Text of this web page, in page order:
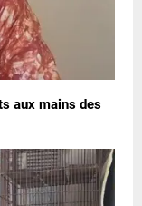
aux mains des